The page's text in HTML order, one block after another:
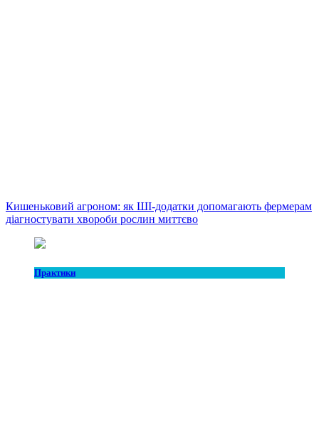
Кишеньковий агроном: як ШІ-додатки допомагають фермерам
діагностувати хвороби рослин миттєво
Практики